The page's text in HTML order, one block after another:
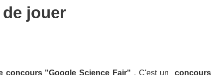
jouer
concours "Google Science Fair" . C'est un concours